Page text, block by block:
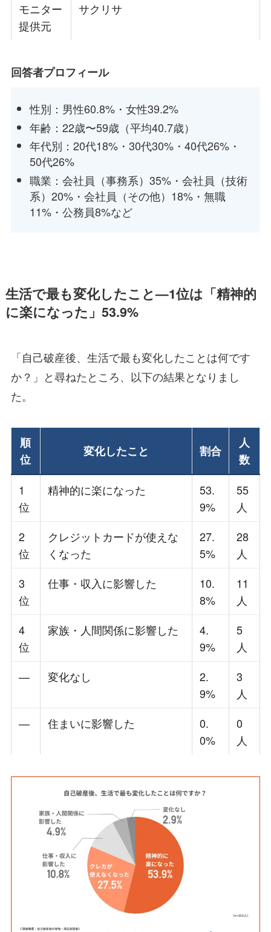
モニター
提供元
サクリサ
回答者プロフィール
性別：男性60.8%・女性39.2%
年齢：22歳〜59歳（平均40.7歳）
年代別：20代18%・30代30%・40代26%・
50代26%
職業：会社員（事務系）35%・会社員（技術
系）20%・会社員（その他）18%・無職
11%・公務員8%など
生活で最も変化したこと—1位は「精神的
に楽になった」53.9%
「自己破産後、生活で最も変化したことは何です
か？」と尋ねたところ、以下の結果となりまし
た。
順
位
変化したこと 割合
人
数
1
位
精神的に楽になった
53.
9%
55
人
2
位
クレジットカードが使えな
くなった
27.
5%
28
人
3
位
仕事・収入に影響した
10.
8%
11
人
4
位
家族・人間関係に影響した
4.
9%
5
人
—
変化なし
2.
9%
3
人
—
住まいに影響した
0.
0%
0
人